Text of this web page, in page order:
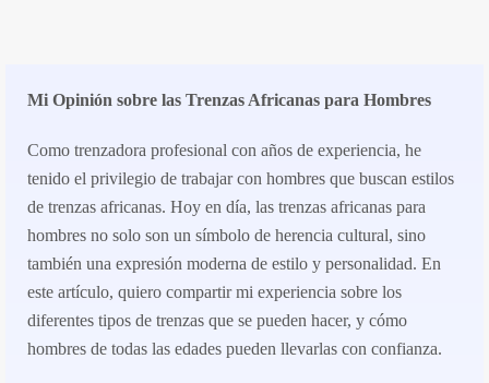
Mi Opinión sobre las Trenzas Africanas para Hombres
Como trenzadora profesional con años de experiencia, he
tenido el privilegio de trabajar con hombres que buscan estilos
de trenzas africanas. Hoy en día, las trenzas africanas para
hombres no solo son un símbolo de herencia cultural, sino
también una expresión moderna de estilo y personalidad. En
este artículo, quiero compartir mi experiencia sobre los
diferentes tipos de trenzas que se pueden hacer, y cómo
hombres de todas las edades pueden llevarlas con confianza.